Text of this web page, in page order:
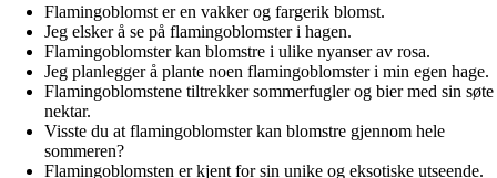
Flamingoblomst er en vakker og fargerik blomst.
Jeg elsker å se på flamingoblomster i hagen.
Flamingoblomster kan blomstre i ulike nyanser av rosa.
Jeg planlegger å plante noen flamingoblomster i min egen hage.
Flamingoblomstene tiltrekker sommerfugler og bier med sin søte
nektar.
Visste du at flamingoblomster kan blomstre gjennom hele
sommeren?
Flamingoblomsten er kjent for sin unike og eksotiske utseende.